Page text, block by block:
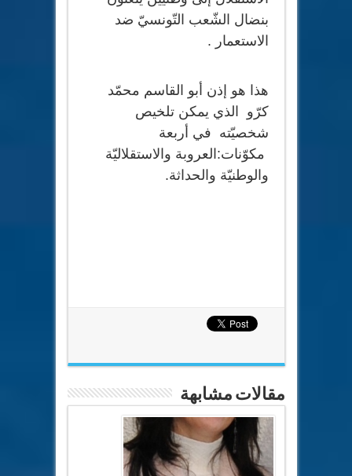
بنضال الشّعب التّونسيّ ضد
الاستعمار .
هذا هو إذن أبو القاسم محمّد
كرّو الذي يمكن تلخيص
شخصيّته في أربعة
مكوّنات:العروبة والاستقلاليّة
والوطنيّة والحداثة.
مقالات مشابهة